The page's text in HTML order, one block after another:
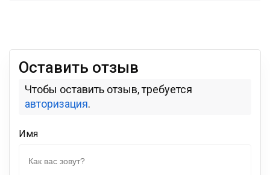
Оставить отзыв
Чтобы оставить отзыв, требуется
авторизация.
Имя